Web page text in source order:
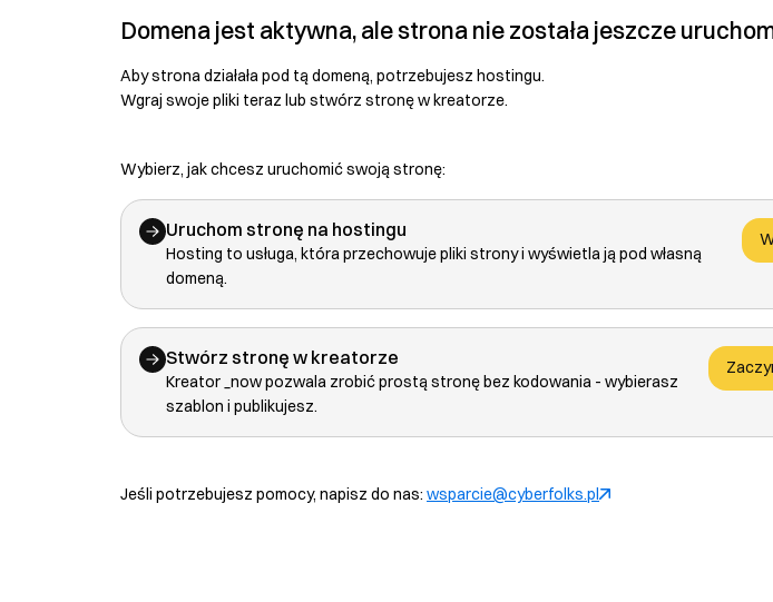
Domena jest aktywna, ale strona nie została jeszcze
Aby strona działała pod tą domeną, potrzebujesz hostingu.
Wgraj swoje pliki teraz lub stwórz stronę w kreatorze.
Wybierz, jak chcesz uruchomić swoją stronę:
Uruchom stronę na hostingu
Hosting to usługa, która przechowuje pliki strony i wyświetla ją pod własną
domeną.
Stwórz stronę w kreatorze
Kreator _now pozwala zrobić prostą stronę bez kodowania - wybierasz
szablon i publikujesz.
Jeśli potrzebujesz pomocy, napisz do nas: wsparcie@cyberfolks.pl